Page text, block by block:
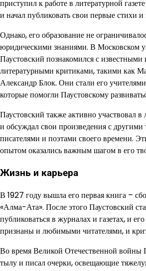
приступил к работе в литературной
и начал публиковать свои первые стихи и
Однако, его образование не
юридическими знаниями. В Московском
Паустовский познакомился с известными
литературными критиками, такими как
Александр Блок. Они стали его
которые помогли Паустовскому
Паустовский также активно участвовал
и обсуждал свои произведения с
писателями и поэтами своего времени.
опытом оказались важным шагом в его
Жизнь и карьера
В 1927 году вышла его первая книга –
«Алма-Ата». После этого Паустовский
публиковаться в журналах и газетах, и
признаны и любимыми читателями, и
Во время Великой Отечественной войны
тылу и писал очерки, освещающие